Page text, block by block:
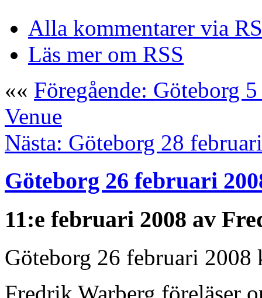
Alla kommentarer via
Läs mer om RSS
«« Föregående: Göteborg
Venue
Nästa: Göteborg 28
Göteborg 26 februari
11:e februari 2008 av
Göteborg 26 februari
Fredrik Warberg föreläser